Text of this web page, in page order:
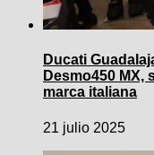
Ducati
Desmo450 MX,
marca italiana
21 julio 2025